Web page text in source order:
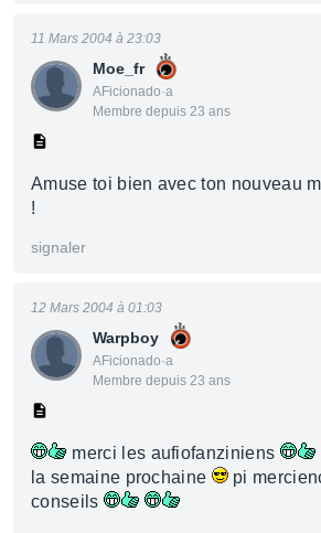
Moe_fr
AFicionado·a
Membre depuis 23 ans
11 Mars 2004 à 23:03
Amuse toi bien avec ton nouveau
!
signaler
Warpboy
AFicionado·a
Membre depuis 23 ans
12 Mars 2004 à 01:03
merci les aufiofanziniens
la semaine prochaine
pi
conseils